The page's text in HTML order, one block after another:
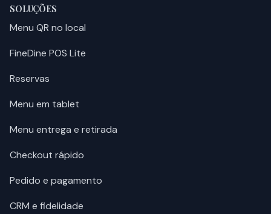
SOLUÇÕES
Menu QR no local
FineDine POS Lite
Reservas
Menu em tablet
Menu entrega e retirada
Checkout rápido
Pedido e pagamento
CRM e fidelidade